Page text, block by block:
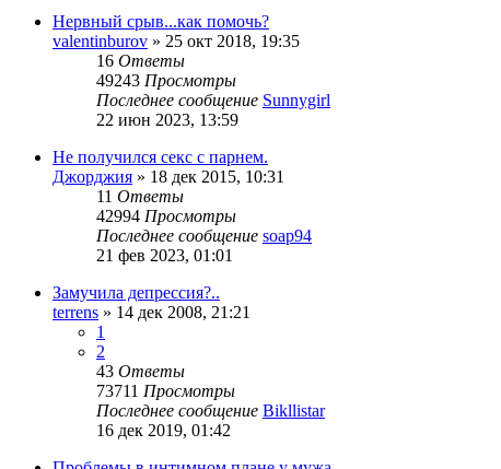
Нервный срыв...как помочь?
valentinburov » 25 окт 2018, 19:35
16 Ответы
49243 Просмотры
Последнее сообщение Sunnygirl
22 июн 2023, 13:59
Не получился секс с парнем.
Джорджия » 18 дек 2015, 10:31
11 Ответы
42994 Просмотры
Последнее сообщение soap94
21 фев 2023, 01:01
Замучила депрессия?..
terrens » 14 дек 2008, 21:21
1
2
43 Ответы
73711 Просмотры
Последнее сообщение Bikllistar
16 дек 2019, 01:42